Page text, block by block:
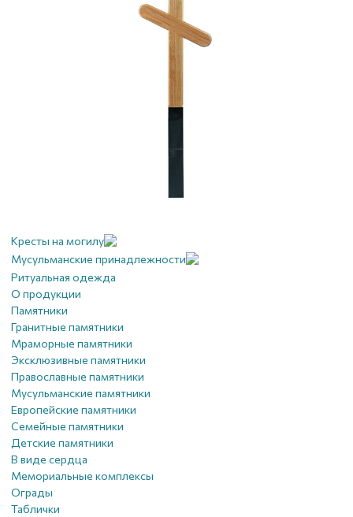
Кресты на могилу
Мусульманские принадлежности
Ритуальная одежда
О продукции
Памятники
Гранитные памятники
Мраморные памятники
Эксклюзивные памятники
Православные памятники
Мусульманские памятники
Европейские памятники
Семейные памятники
Детские памятники
В виде сердца
Мемориальные комплексы
Ограды
Таблички